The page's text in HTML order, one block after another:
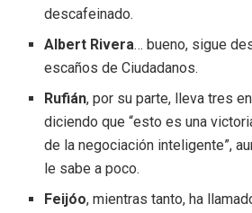
descafeinado.
Albert Rivera… bueno, sigue
escaños de Ciudadanos.
Rufián, por su parte, lleva tres
diciendo que “esto es una
de la negociación inteligente”,
le sabe a poco.
Feijóo, mientras tanto, ha